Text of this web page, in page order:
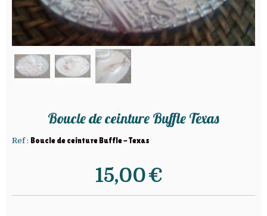
Boucle de ceinture Buffle Texas
Ref : Boucle de ceinture Buffle - Texas
15,00€